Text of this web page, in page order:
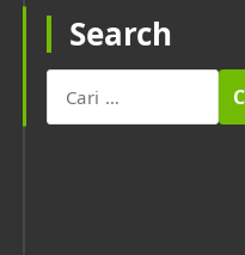
Search
untuk: